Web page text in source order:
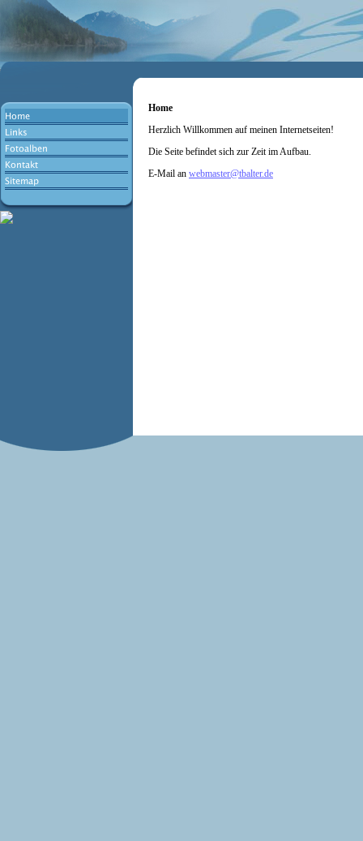
Home
Herzlich Willkommen auf meinen Internetseiten!
Die Seite befindet sich zur Zeit im Aufbau.
E-Mail an webmaster@tbalter.de